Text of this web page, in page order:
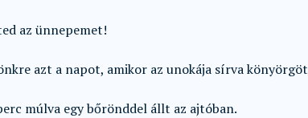
az ünnepemet!
azt a napot, amikor az unokája sírva
múlva egy bőrönddel állt az ajtóban.